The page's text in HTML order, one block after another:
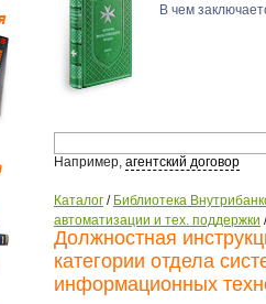
В чем
Например, агентский договор
Каталог / Библиотека
автоматизации и тех. поддержки
Должностная
категории отдела
информационных